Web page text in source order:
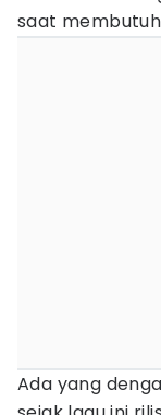
saat
Ada yang